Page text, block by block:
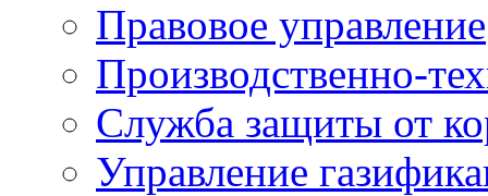
Правовое управление
Производственно-
Служба защиты от
Управление